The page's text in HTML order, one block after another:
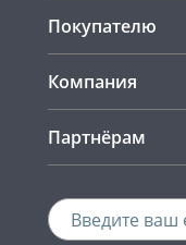
Покупателю
Компания
Партнёрам